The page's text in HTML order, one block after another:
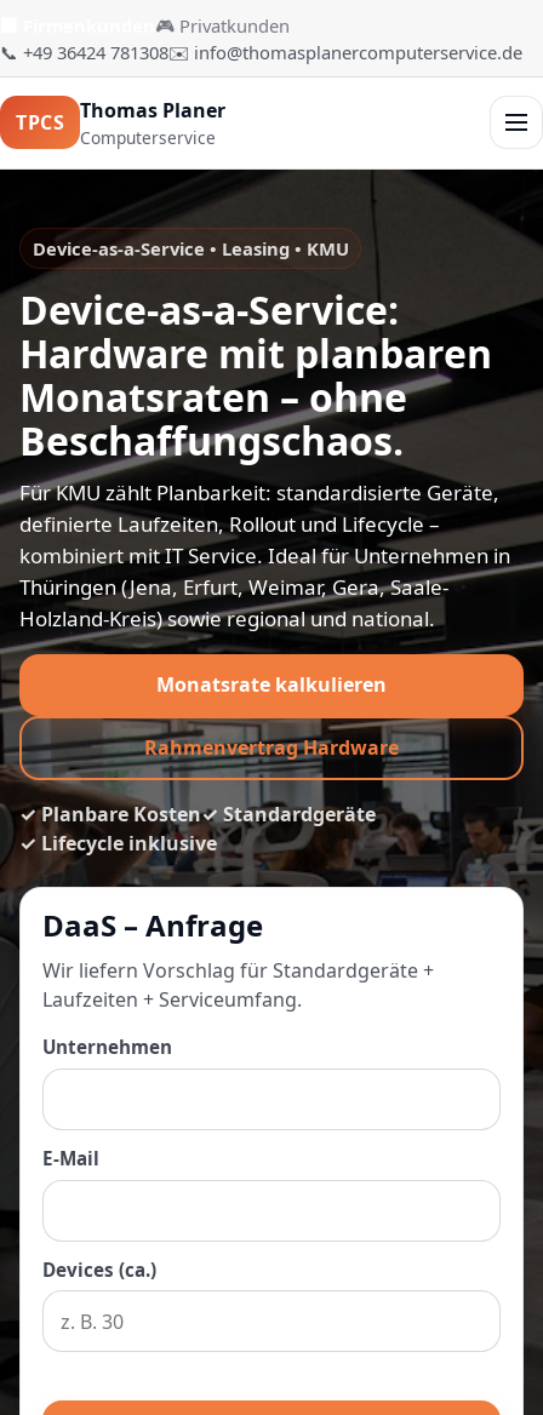
🎮 Privatkunden
📞 +49 36424 781308✉️ info@thomasplanercomputerservice.de
TPCS Thomas Planer
Computerservice
Device-as-a-Service • Leasing • KMU
Device-as-a-Service:
Hardware mit planbaren
Monatsraten – ohne
Beschaffungschaos.
Für KMU zählt Planbarkeit: standardisierte Geräte,
definierte Laufzeiten, Rollout und Lifecycle –
kombiniert mit IT Service. Ideal für Unternehmen in
Thüringen (Jena, Erfurt, Weimar, Gera, Saale-
Holzland-Kreis) sowie regional und national.
Monatsrate kalkulieren
Rahmenvertrag Hardware
✓ Planbare Kosten✓ Standardgeräte
✓ Lifecycle inklusive
DaaS – Anfrage
Wir liefern Vorschlag für Standardgeräte +
Laufzeiten + Serviceumfang.
Unternehmen
E-Mail
Devices (ca.)